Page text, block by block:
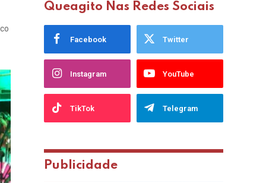
Queagito Nas Redes Sociais
Facebook Twitter
Instagram YouTube
TikTok Telegram
Publicidade